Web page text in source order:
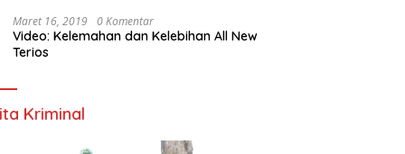
Maret 16, 2019 0 Komentar
Video: Kelemahan dan Kelebihan All New
Terios
Kriminal